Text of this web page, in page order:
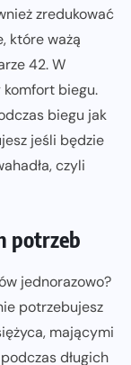
zredukować
które ważą
42. W
komfort biegu.
biegu jak
jeśli będzie
czyli
potrzeb
jednorazowo?
potrzebujesz
mającymi
długich